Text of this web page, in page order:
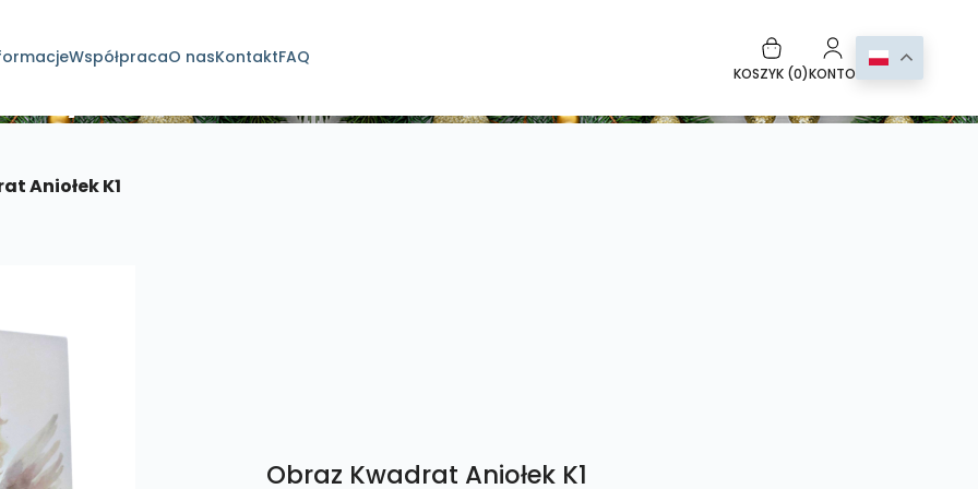
WspółpracaO nasKontaktFAQ
KOSZYK (0)KONTO
Aniołek K1
Obraz Kwadrat Aniołek K1